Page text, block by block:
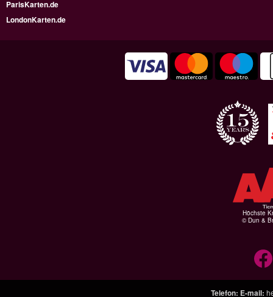
ParisKarten.de
LondonKarten.de
Höchste
© Dun &
Telefon: E-mail: